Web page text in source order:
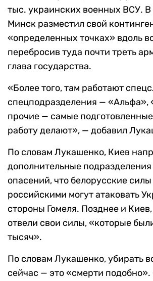
тыс. украинских военных ВСУ. В
Минск разместил свой
«определенных точках» вдоль
перебросив туда почти треть
глава государства.
«Более того, там работают
спецподразделения — «Альфа»,
прочие — самые
работу делают», — добавил
По словам Лукашенко, Киев
дополнительные подразделения
опасений, что белорусские силы
российскими могут атаковать
стороны Гомеля. Позднее и
отвели свои силы, «которые
тысяч».
По словам Лукашенко, убирать
сейчас — это «смерти